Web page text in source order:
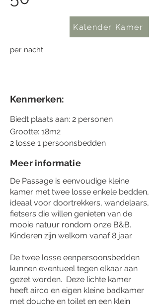
Kalender Kamer
per nacht
Kenmerken:
Biedt plaats aan: 2 personen
Grootte: 18m2
2 losse 1 persoonsbedden
Meer informatie
De Passage is eenvoudige kleine
kamer met twee losse enkele bedden,
ideaal voor doortrekkers, wandelaars,
fietsers die willen genieten van de
mooie natuur rondom onze B&B.
Kinderen zijn welkom vanaf 8 jaar.
De twee losse eenpersoonsbedden
kunnen eventueel tegen elkaar aan
gezet worden. Deze lichte kamer
heeft airco en eigen kleine badkamer
met douche en toilet en een klein